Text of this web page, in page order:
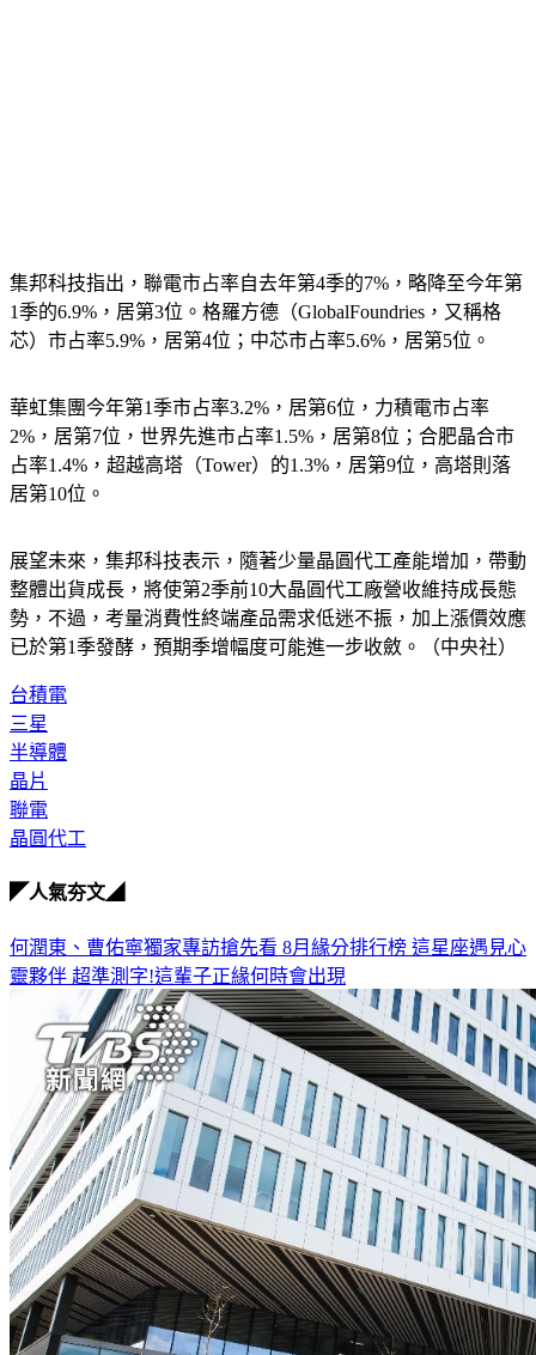
集邦科技指出，聯電市占率自去年第4季的7%，略降至今年第
1季的6.9%，居第3位。格羅方德（GlobalFoundries，又稱格
芯）市占率5.9%，居第4位；中芯市占率5.6%，居第5位。
華虹集團今年第1季市占率3.2%，居第6位，力積電市占率
2%，居第7位，世界先進市占率1.5%，居第8位；合肥晶合市
占率1.4%，超越高塔（Tower）的1.3%，居第9位，高塔則落
居第10位。
展望未來，集邦科技表示，隨著少量晶圓代工產能增加，帶動
整體出貨成長，將使第2季前10大晶圓代工廠營收維持成長態
勢，不過，考量消費性終端產品需求低迷不振，加上漲價效應
已於第1季發酵，預期季增幅度可能進一步收斂。（中央社）
台積電
三星
半導體
晶片
聯電
晶圓代工
◤人氣夯文◢
何潤東、曹佑寧獨家專訪搶先看 8月緣分排行榜 這星座遇見心
靈夥伴 超準測字!這輩子正緣何時會出現